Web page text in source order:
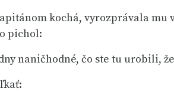
kochá, vyrozprávala
pichol:
naničhodné, čo ste tu urobili,